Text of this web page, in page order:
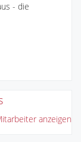
- die
anzeigen